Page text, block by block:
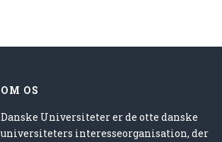
OM OS
Danske Universiteter er de otte danske
universiteters interesseorganisation, der